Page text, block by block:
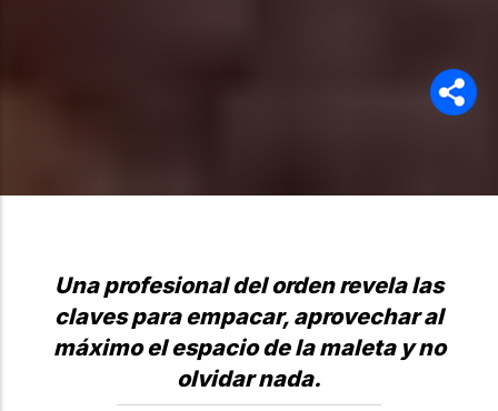
Una profesional del orden revela las
claves para empacar, aprovechar al
máximo el espacio de la maleta y no
olvidar nada.